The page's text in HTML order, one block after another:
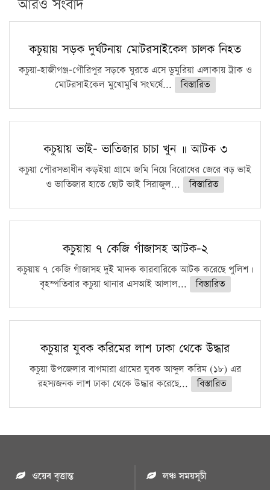
আরও সংবাদ
কচুয়ায় সড়ক দুর্ঘটনায় মোটরসাইকেল চালক নিহত
কচুয়া-হাজীগঞ্জ-গৌরিপুর সড়কে ঘুরতে এসে ডুমুরিয়া এলাকায় ট্রাক ও
মোটরসাইকেল মুখোমুখি সংঘর্ষে...
বিস্তারিত
কচুয়ায় ভাই- ভাতিজার চাচা খুন ॥ আটক ৩
কচুয়া পৌরসভাধীন কড়ইয়া গ্রামে জমি নিয়ে বিরোধের জেরে বড় ভাই
ও ভাতিজার হাতে ছোট ভাই সিরাজুল...
বিস্তারিত
কচুয়ায় ৭ কেজি গাঁজাসহ আটক-২
কচুয়ায় ৭ কেজি গাঁজাসহ দুই মাদক কারবারিকে আটক করেছে পুলিশ।
বৃহস্পতিবার কচুয়া থানার এসআই আলাল...
বিস্তারিত
কচুয়ার যুবক করিমের লাশ ঢাকা থেকে উদ্ধার
কচুয়া উপজেলার বাগমারা গ্রামের যুবক আব্দুল করিম (১৮) এর
রহস্যজনক লাশ ঢাকা থেকে উদ্ধার করেছে...
বিস্তারিত
ওয়েব বৃত্তান্ত
লঞ্চ সময়সূচী